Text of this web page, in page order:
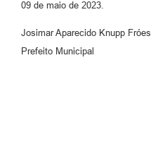
09 de maio de 2023.
Josimar Aparecido Knupp Fróes
Prefeito Municipal